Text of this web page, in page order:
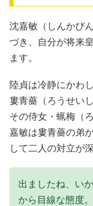
沈嘉敏（しんかび
づき、自分が将来
ます。
陸貞は冷静にかわ
婁青薔（ろうせい
その侍女・蝋梅（
嘉敏は婁青薔の弟
して二人の対立が
出ましたね、い
から目線な態度